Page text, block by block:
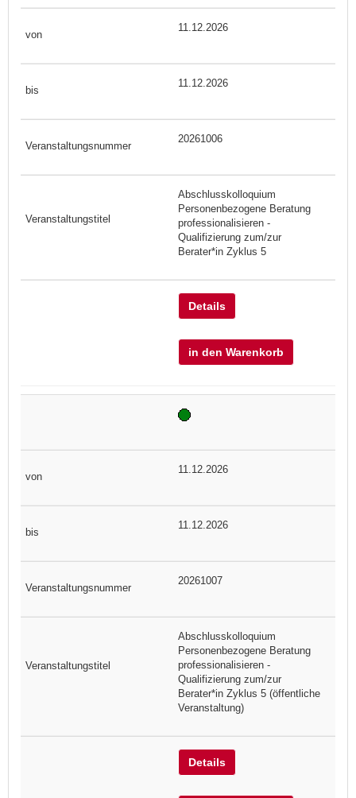
11.12.2026
11.12.2026
20261006
Abschlusskolloquium
Personenbezogene Beratung
professionalisieren -
Qualifizierung zum/zur
Berater*in Zyklus 5
Details
in den Warenkorb
11.12.2026
11.12.2026
20261007
Abschlusskolloquium
Personenbezogene Beratung
professionalisieren -
Qualifizierung zum/zur
Berater*in Zyklus 5 (öffentliche
Veranstaltung)
Details